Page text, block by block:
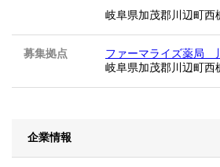
岐阜県加茂郡川辺町西
募集拠点
ファーマライズ薬局
岐阜県加茂郡川辺町西
企業情報